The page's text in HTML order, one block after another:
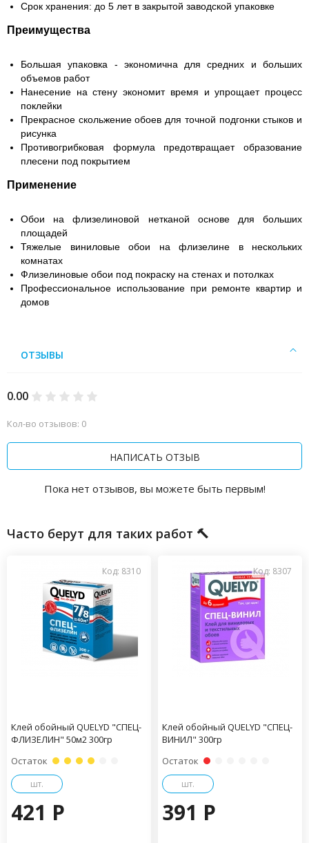
Срок хранения: до 5 лет в закрытой заводской упаковке
Преимущества
Большая упаковка - экономична для средних и больших
объемов работ
Нанесение на стену экономит время и упрощает процесс
поклейки
Прекрасное скольжение обоев для точной подгонки стыков и
рисунка
Противогрибковая формула предотвращает образование
плесени под покрытием
Применение
Обои на флизелиновой нетканой основе для больших
площадей
Тяжелые виниловые обои на флизелине в нескольких
комнатах
Флизелиновые обои под покраску на стенах и потолках
Профессиональное использование при ремонте квартир и
домов
ОТЗЫВЫ
0.00
Кол-во отзывов: 0
НАПИСАТЬ ОТЗЫВ
Пока нет отзывов, вы можете быть первым!
Часто берут для таких работ 🔨
Код: 8310
Клей обойный QUELYD "СПЕЦ-
ФЛИЗЕЛИН" 50м2 300гр
Остаток
шт.
421 P
Код: 8307
Клей обойный QUELYD "СПЕЦ-
ВИНИЛ" 300гр
Остаток
шт.
391 P